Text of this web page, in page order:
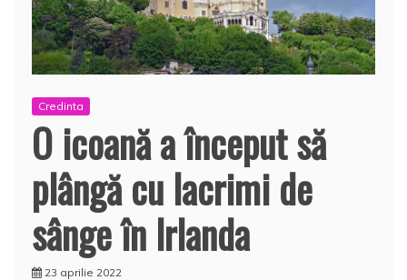
Credinta
O icoană a început să
plângă cu lacrimi de
sânge în Irlanda
23 aprilie 2022